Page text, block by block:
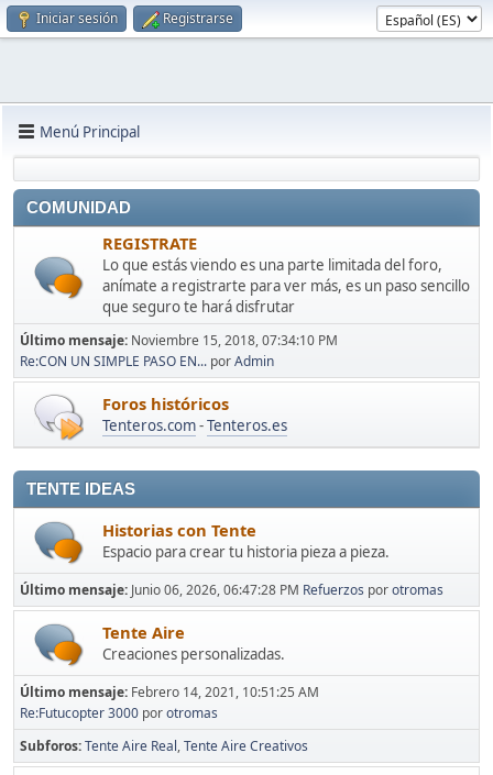
Iniciar sesión Registrarse
Menú Principal
COMUNIDAD
REGISTRATE
Lo que estás viendo es una parte limitada del foro,
anímate a registrarte para ver más, es un paso sencillo
que seguro te hará disfrutar
Último mensaje: Noviembre 15, 2018, 07:34:10 PM
Re:CON UN SIMPLE PASO EN... porAdmin
Foros históricos
Tenteros.com-Tenteros.es
TENTE IDEAS
Historias con Tente
Espacio para crear tu historia pieza a pieza.
Último mensaje: Junio 06, 2026, 06:47:28 PM Refuerzos porotromas
Tente Aire
Creaciones personalizadas.
Último mensaje: Febrero 14, 2021, 10:51:25 AM
Re:Futucopter 3000 porotromas
Subforos Tente Aire Real Tente Aire Creativos